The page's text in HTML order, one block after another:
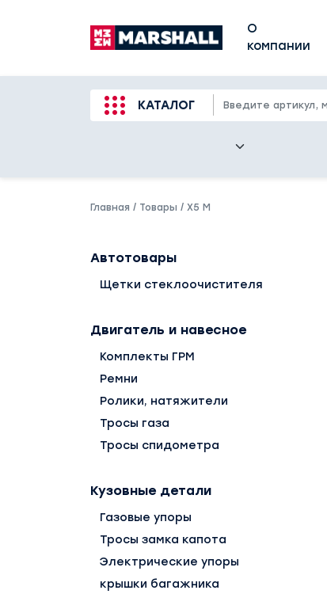
О
компании
КАТАЛОГ
Главная / Товары / X5 M
Автотовары
Щетки стеклоочистителя
Двигатель и навесное
Комплекты ГРМ
Ремни
Ролики, натяжители
Тросы газа
Тросы спидометра
Кузовные детали
Газовые упоры
Тросы замка капота
Электрические упоры
крышки багажника